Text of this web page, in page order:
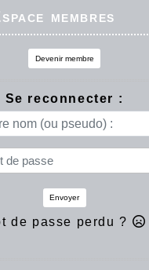
membres
Devenir membre
Se reconnecter :
Envoyer
de passe perdu ?